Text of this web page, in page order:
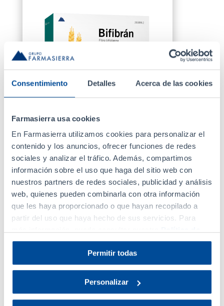
Consentimiento Detalles Acerca de las cookies
Farmasierra usa cookies
En Farmasierra utilizamos cookies para personalizar el
contenido y los anuncios, ofrecer funciones de redes
sociales y analizar el tráfico. Además, compartimos
información sobre el uso que haga del sitio web con
nuestros partners de redes sociales, publicidad y análisis
web, quienes pueden combinarla con otra información
que les haya proporcionado o que hayan recopilado a
partir del uso que haya hecho de sus servicios. Para
Cookies.
Permitir todas
Personalizar
Salud emocional:
Psicobióticos
ZENFLORE®